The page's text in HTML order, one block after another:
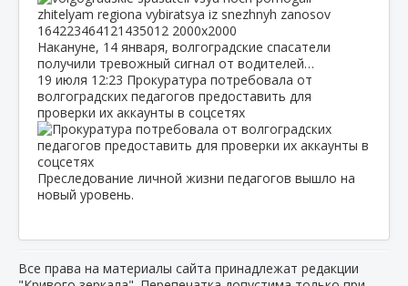
Накануне, 14 января, волгоградские спасатели
получили тревожный сигнал от водителей…
19 июля 12:23 Прокуратура потребовала от
волгоградских педагогов предоставить для
проверки их аккаунты в соцсетях
Преследование личной жизни педагогов вышло на
новый уровень.
Все права на материалы сайта принадлежат редакции